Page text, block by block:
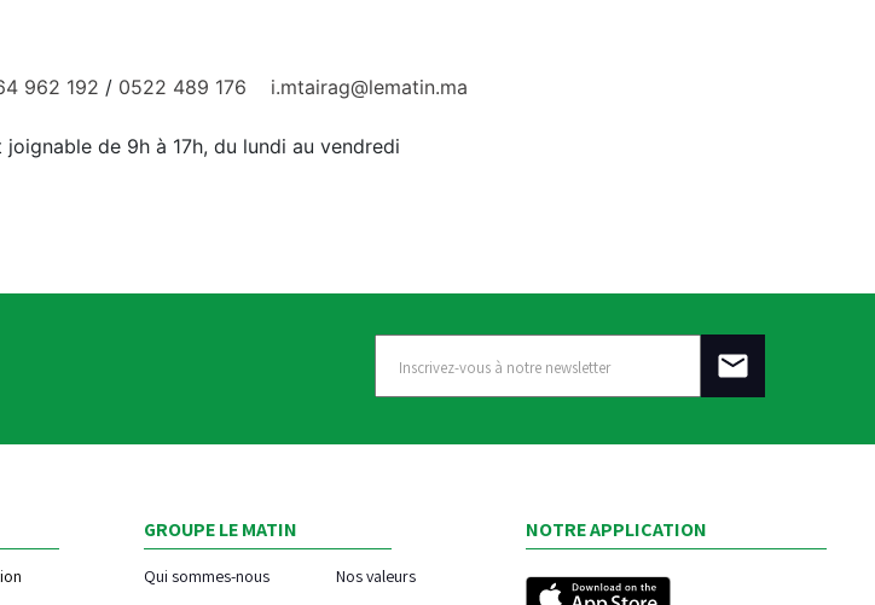
962 192 / 0522 489 176 i.mtairag@lematin.ma
de 9h à 17h, du lundi au vendredi
GROUPE LE MATIN
Qui sommes-nous Nos valeurs
NOTRE APPLICATION